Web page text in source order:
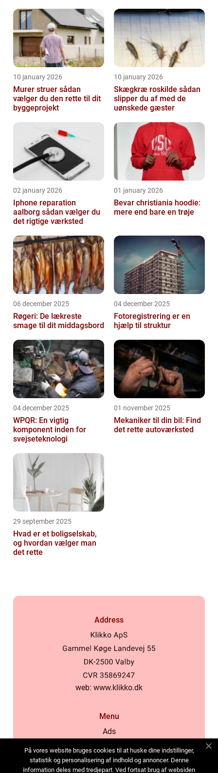
10 january 2026
Murer struer sådan
vælger du den rette til dit
byggeprojekt
10 january 2026
Skægkræ roskilde sådan
slipper du af med de
uønskede gæster
02 january 2026
Iphone reparation
aalborg sådan vælger du
det rigtige værksted
01 january 2026
Bevar christiania hoodie:
mere end bare en trøje
06 december 2025
Røgeri: De lækreste
smage til dit middagsbord
04 december 2025
Fotoregistrering er en
hjælp til struktur
04 december 2025
WPQR: En vigtig
komponent inden for
svejseteknologi
01 november 2025
Mekaniker til din bil: Find
det rette autoværksted
29 september 2025
Hvad er et boligselskab,
og hvordan vælger man
det rette
Address
web: www.klikko.dk
Menu
Ads
Cookies
Contact
På vores website bruges cookies til at huske dine indstillinger,
statistik og personalisering af indhold og annoncer. Denne
information deles med tredjepart. Ved fortsat brug af websiden